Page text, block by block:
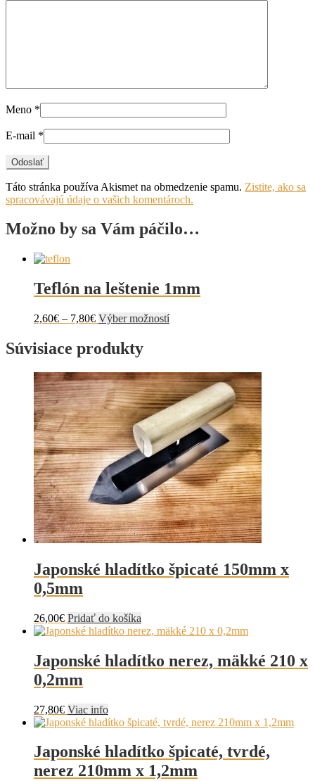
Meno *
E-mail *
Táto stránka používa Akismet na obmedzenie spamu. Zistite, ako sa
spracovávajú údaje o vašich komentároch.
Možno by sa Vám páčilo…
Teflón na leštenie 1mm
2,60€ – 7,80€Price
2,60€
through
Výber možnostíTento
Možnosti
si
môžete
vybrať
na
stránke
produktu.
Súvisiace produkty
Japonské hladítko špicaté 150mm x
0,5mm
26,00€ Pridať do košíka
Japonské hladítko nerez, mäkké 210 x
0,2mm
27,80€ Viac info
Japonské hladítko špicaté, tvrdé,
nerez 210mm x 1,2mm